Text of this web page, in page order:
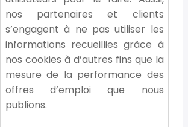
nos partenaires et clients
s’engagent à ne pas utiliser les
informations recueillies grâce à
nos cookies à d’autres fins que la
mesure de la performance des
offres d’emploi que nous
publions.